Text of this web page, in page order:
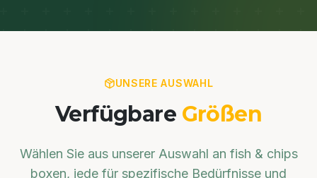
UNSERE AUSWAHL
Verfügbare Größen
Wählen Sie aus unserer Auswahl an fish & chips
boxen, jede für spezifische Bedürfnisse und